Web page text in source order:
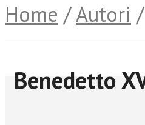
Home /Autori
Benedetto